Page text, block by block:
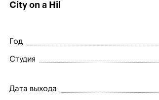
City on a Hil
Год
Студия
Дата выхода